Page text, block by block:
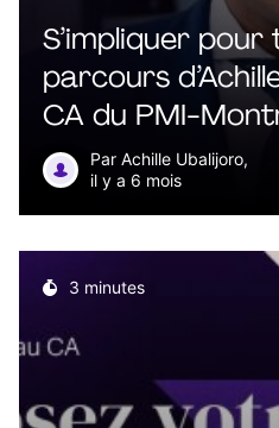
S’impliquer
parcours
CA du PMI-
Par Achille Ubalijoro,
il y a 6 mois
3 minutes